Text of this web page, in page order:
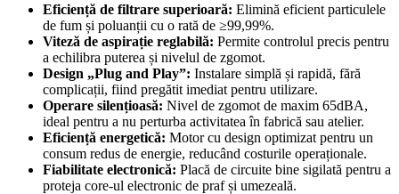
Eficiență de filtrare superioară: Elimină eficient particulele
de fum și poluanții cu o rată de ≥99,99%.
Viteză de aspirație reglabilă: Permite controlul precis pentru
a echilibra puterea și nivelul de zgomot.
Design „Plug and Play”: Instalare simplă și rapidă, fără
complicații, fiind pregătit imediat pentru utilizare.
Operare silențioasă: Nivel de zgomot de maxim 65dBA,
ideal pentru a nu perturba activitatea în fabrică sau atelier.
Eficiență energetică: Motor cu design optimizat pentru un
consum redus de energie, reducând costurile operaționale.
Fiabilitate electronică: Placă de circuite bine sigilată pentru a
proteja core-ul electronic de praf și umezeală.